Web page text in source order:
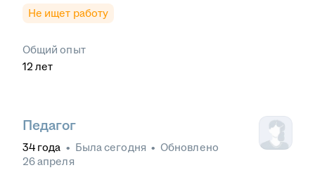
Не ищет работу
Общий опыт
12 лет
Педагог
34 года • Быласегодня • Обновлено
26 апреля